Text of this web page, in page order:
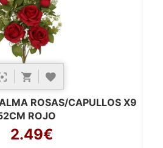
ROSAS/CAPULLOS X9
ROJO
2.49€